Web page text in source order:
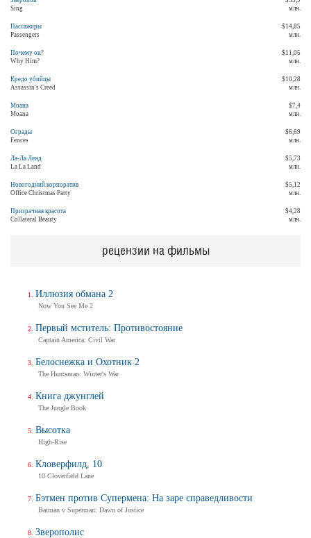
Sing
млн.
Пассажиры
Passengers
$14,85
млн.
Почему он?
Why Him?
$11,05
млн.
Кредо убийцы
Assassin's Creed
$10,28
млн.
Моана
Moana
$7,4
млн.
Ограды
Fences
$6,69
млн.
Ла-Ла Ленд
La La Land
$5,73
млн.
Новогодний корпоратив
Office Christmas Party
$5,12
млн.
Призрачная красота
Collateral Beauty
$4,28
млн.
рецензии на фильмы
Иллюзия обмана 2
Now You See Me 2
Первый мститель: Противостояние
Captain America: Civil War
Белоснежка и Охотник 2
The Huntsman: Winter's War
Книга джунглей
The Jungle Book
Высотка
High-Rise
Кловерфилд, 10
10 Cloverfield Lane
Бэтмен против Супермена: На заре справедливости
Batman v Superman: Dawn of Justice
Зверополис